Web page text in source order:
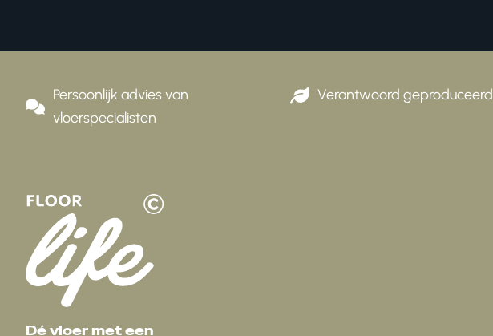
Persoonlijk advies van
vloerspecialisten
Verantwoord geproduceerd
Dé vloer met een